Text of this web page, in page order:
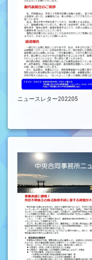
ニュースレター202205